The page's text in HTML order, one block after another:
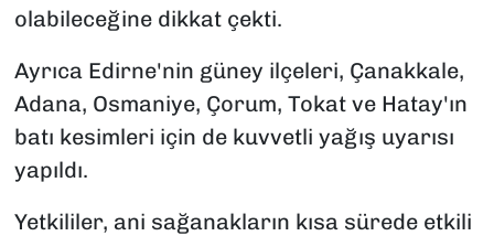
olabileceğine dikkat çekti.
Ayrıca Edirne'nin güney ilçeleri, Çanakkale,
Adana, Osmaniye, Çorum, Tokat ve Hatay'ın
batı kesimleri için de kuvvetli yağış uyarısı
yapıldı.
Yetkililer, ani sağanakların kısa sürede etkili